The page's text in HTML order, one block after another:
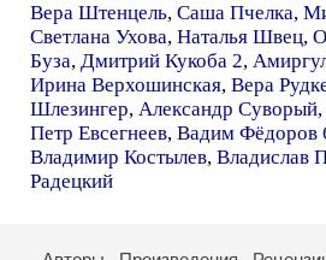
Вера Штенцель, Саша Пчелка,
Светлана Ухова, Наталья Швец,
Буза, Дмитрий Кукоба 2,
Ирина Верхошинская, Вера
Шлезингер, Александр Суворый,
Петр Евсегнеев, Вадим Фёдоров
Владимир Костылев, Владислав
Радецкий